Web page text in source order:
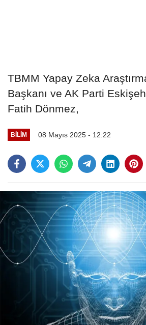
TBMM Yapay Zeka
Başkanı ve AK Parti
Fatih Dönmez,
BILIM 08 Mayıs 2025 - 12:22